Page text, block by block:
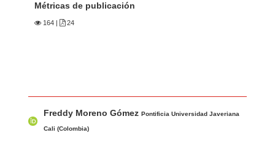
Métricas de publicación
164 24
u
Freddy Moreno GómezPontificia Universidad Javeriana
Cali (Colombia)